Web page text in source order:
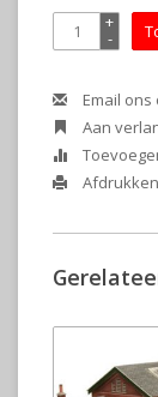
+
-
Email
Aan
Afdrukken